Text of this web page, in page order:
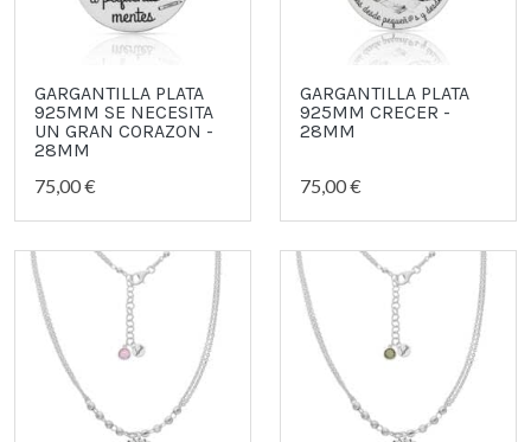
GARGANTILLA PLATA
925MM SE NECESITA
UN GRAN CORAZON -
28MM
75,00 €
GARGANTILLA PLATA
925MM CRECER -
28MM
75,00 €